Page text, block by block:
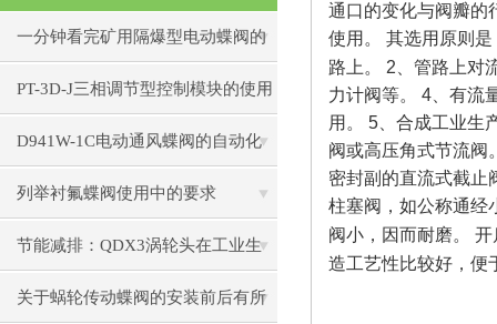
一分钟看完矿用隔爆型电动蝶阀的
性能特点
PT-3D-J三相调节型控制模块的使用
要求
D941W-1C电动通风蝶阀的自动化
控制技术
列举衬氟蝶阀使用中的要求
节能减排：QDX3涡轮头在工业生
产中的应用
关于蜗轮传动蝶阀的安装前后有所
通口的变化与阀瓣的
使用。
其选用原则是
路上。
2 、管路上
力计阀等。
4 、有
用。
5 、合成工业
阀或高压角式节流阀
密封副的直流式截止
柱塞阀，如公称通经
阀小，因而耐磨。
开
造工艺性比较好，便